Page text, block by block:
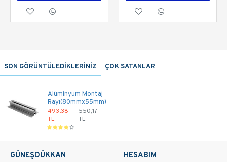
SON GÖRÜNTÜLEDİKLERİNİZ ÇOK SATANLAR
Alüminyum Montaj
Rayı(80mmx55mm)
493,38
TL
550,17
TL
GÜNEŞDÜKKAN HESABIM